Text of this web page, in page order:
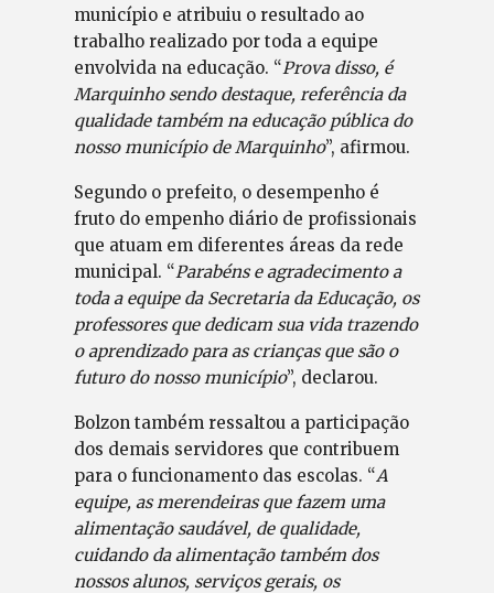
município e atribuiu o resultado ao
trabalho realizado por toda a equipe
envolvida na educação. “Prova disso, é
Marquinho sendo destaque, referência da
qualidade também na educação pública do
nosso município de Marquinho”, afirmou.
Segundo o prefeito, o desempenho é
fruto do empenho diário de profissionais
que atuam em diferentes áreas da rede
municipal. “Parabéns e agradecimento a
toda a equipe da Secretaria da Educação, os
professores que dedicam sua vida trazendo
o aprendizado para as crianças que são o
futuro do nosso município”, declarou.
Bolzon também ressaltou a participação
dos demais servidores que contribuem
para o funcionamento das escolas. “A
equipe, as merendeiras que fazem uma
alimentação saudável, de qualidade,
cuidando da alimentação também dos
nossos alunos, serviços gerais, os